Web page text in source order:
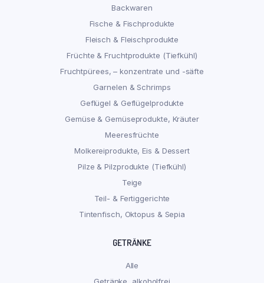
Backwaren
Fische & Fischprodukte
Fleisch & Fleischprodukte
Früchte & Fruchtprodukte (Tiefkühl)
Fruchtpürees, – konzentrate und -säfte
Garnelen & Schrimps
Geflügel & Geflügelprodukte
Gemüse & Gemüseprodukte, Kräuter
Meeresfrüchte
Molkereiprodukte, Eis & Dessert
Pilze & Pilzprodukte (Tiefkühl)
Teige
Teil- & Fertiggerichte
Tintenfisch, Oktopus & Sepia
GETRÄNKE
Alle